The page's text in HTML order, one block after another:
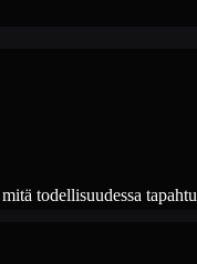
todellisuudessa